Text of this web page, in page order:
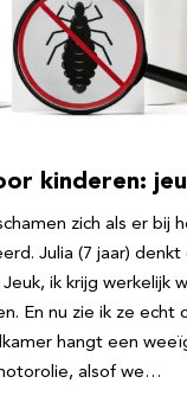
kinderen:
zich als er bij
Julia (7 jaar) denkt
ik krijg werkelijk
En nu zie ik ze echt
hangt een
alsof we…